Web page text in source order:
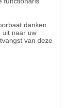
danken
uit naar uw
van deze